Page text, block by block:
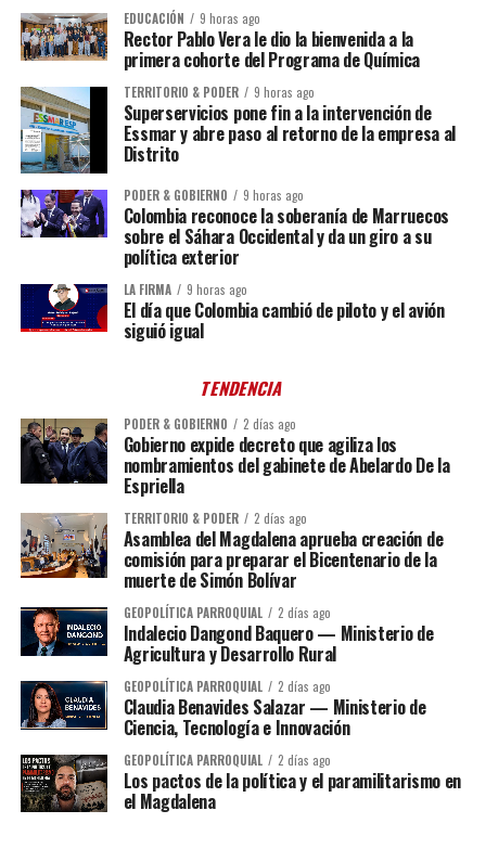
EDUCACIÓN 9 horas ago
Rector Pablo Vera le dio la bienvenida a la
primera cohorte del Programa de Química
TERRITORIO & PODER 9 horas ago
Superservicios pone fin a la intervención de
Essmar y abre paso al retorno de la empresa al
Distrito
PODER & GOBIERNO 9 horas ago
Colombia reconoce la soberanía de Marruecos
sobre el Sáhara Occidental y da un giro a su
política exterior
LA FIRMA 9 horas ago
El día que Colombia cambió de piloto y el avión
siguió igual
TENDENCIA
PODER & GOBIERNO 2 días ago
Gobierno expide decreto que agiliza los
nombramientos del gabinete de Abelardo De la
Espriella
TERRITORIO & PODER 2 días ago
Asamblea del Magdalena aprueba creación de
comisión para preparar el Bicentenario de la
muerte de Simón Bolívar
GEOPOLÍTICA PARROQUIAL 2 días ago
Indalecio Dangond Baquero — Ministerio de
Agricultura y Desarrollo Rural
GEOPOLÍTICA PARROQUIAL 2 días ago
Claudia Benavides Salazar — Ministerio de
Ciencia, Tecnología e Innovación
GEOPOLÍTICA PARROQUIAL 2 días ago
Los pactos de la política y el paramilitarismo en
el Magdalena